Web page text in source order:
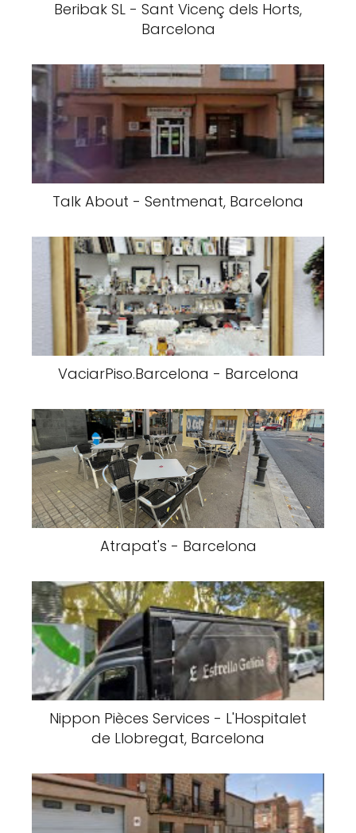
Beribak SL - Sant Vicenç dels Horts,
Barcelona
Talk About - Sentmenat, Barcelona
VaciarPiso.Barcelona - Barcelona
Atrapat's - Barcelona
Nippon Pièces Services - L'Hospitalet
de Llobregat, Barcelona